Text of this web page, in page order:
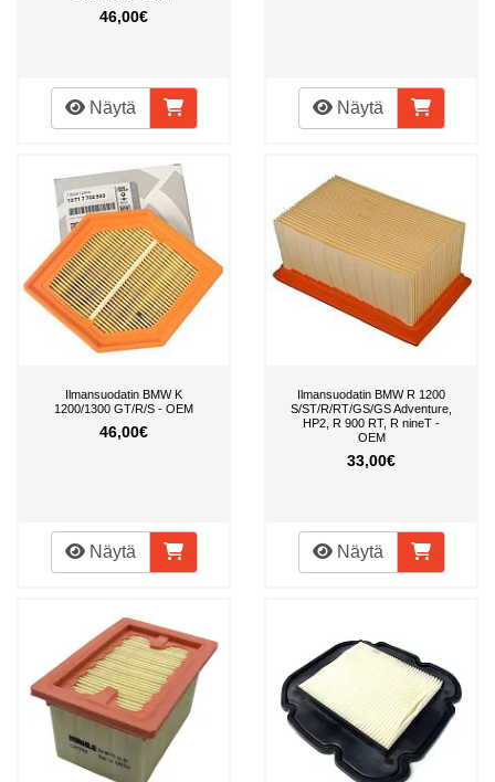
46,00€
Näytä Näytä
Ilmansuodatin BMW K
1200/1300 GT/R/S - OEM
46,00€
Näytä
Ilmansuodatin BMW R 1200
S/ST/R/RT/GS/GS Adventure,
HP2, R 900 RT, R nineT -
OEM
33,00€
Näytä